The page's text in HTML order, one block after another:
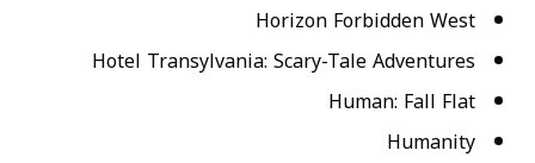
Horizon Forbidden West
Hotel Transylvania: Scary-Tale Adventures
Human: Fall Flat
Humanity